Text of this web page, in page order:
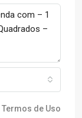
Termos de Uso